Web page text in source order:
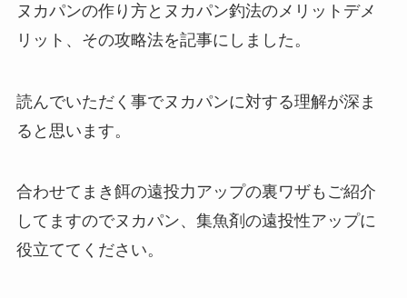
ヌカパンの作り方とヌカパン釣法のメリットデメ
リット、その攻略法を記事にしました。
読んでいただく事でヌカパンに対する理解が深ま
ると思います。
合わせてまき餌の遠投力アップの裏ワザもご紹介
してますのでヌカパン、集魚剤の遠投性アップに
役立ててください。